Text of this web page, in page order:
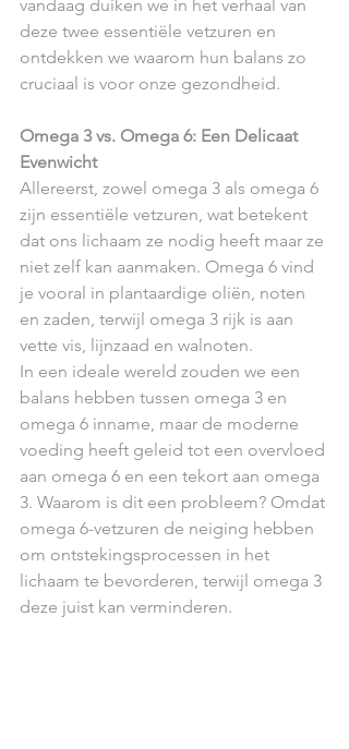
vandaag duiken we in het verhaal van
deze twee essentiële vetzuren en
ontdekken we waarom hun balans zo
cruciaal is voor onze gezondheid.
Omega 3 vs. Omega 6: Een Delicaat
Evenwicht
Allereerst, zowel omega 3 als omega 6
zijn essentiële vetzuren, wat betekent
dat ons lichaam ze nodig heeft maar ze
niet zelf kan aanmaken. Omega 6 vind
je vooral in plantaardige oliën, noten
en zaden, terwijl omega 3 rijk is aan
vette vis, lijnzaad en walnoten.
In een ideale wereld zouden we een
balans hebben tussen omega 3 en
omega 6 inname, maar de moderne
voeding heeft geleid tot een overvloed
aan omega 6 en een tekort aan omega
3. Waarom is dit een probleem? Omdat
omega 6-vetzuren de neiging hebben
om ontstekingsprocessen in het
lichaam te bevorderen, terwijl omega 3
deze juist kan verminderen.